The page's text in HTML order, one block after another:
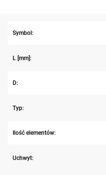
Symbol:
L [mm]:
D:
Typ:
Ilość elementów:
Uchwyt: